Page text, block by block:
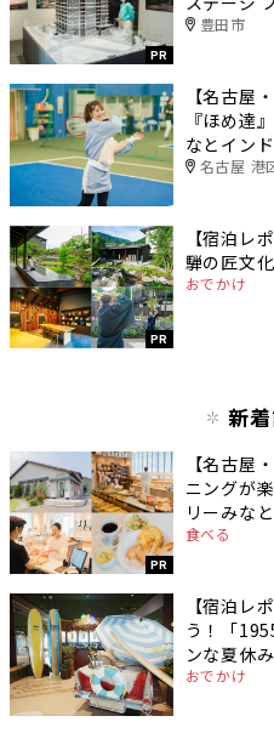
PR
豊田市
【名古屋
『ほめ達
なとイン
名古屋 港
PR
【宿泊レ
騨の匠文
おでかけ
新
PR
【名古屋
ニングが
リーみな
食べる
【宿泊レ
う！「
ンな夏休み
おでかけ